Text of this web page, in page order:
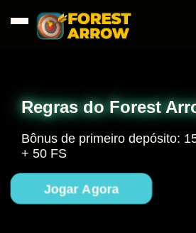
Regras do Forest
Bônus de primeiro depósito:
+ 50 FS
Jogar Agora